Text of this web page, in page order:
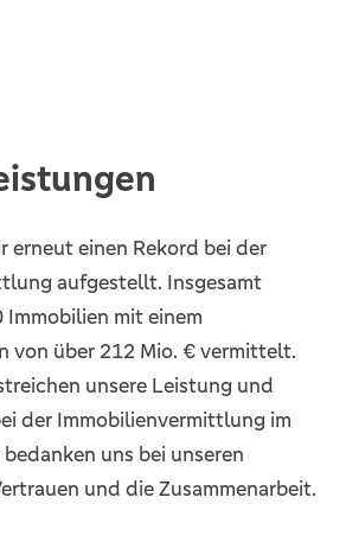
erneut einen Rekord bei der
aufgestellt. Insgesamt
mit einem
von über 212 Mio. € vermittelt.
unsere Leistung und
der Immobilienvermittlung im
uns bei unseren
und die Zusammenarbeit.